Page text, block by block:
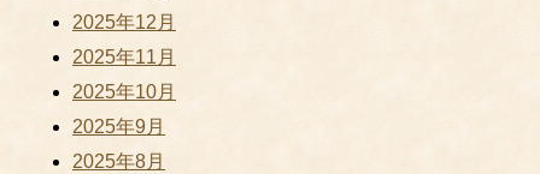
2025年12月
2025年11月
2025年10月
2025年9月
2025年8月